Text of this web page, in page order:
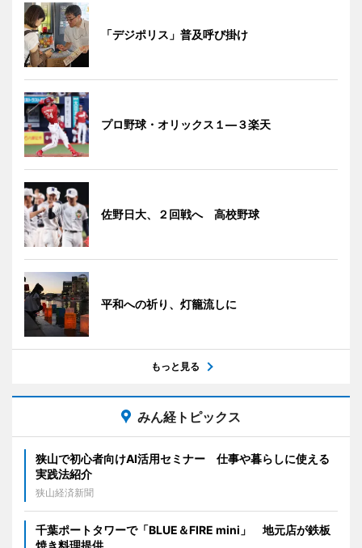
「デジポリス」普及呼び掛け
プロ野球・オリックス１―３楽天
佐野日大、２回戦へ 高校野球
平和への祈り、灯籠流しに
もっと見る
みん経トピックス
狭山で初心者向けAI活用セミナー 仕事や暮らしに使える
実践法紹介
狭山経済新聞
千葉ポートタワーで「BLUE＆FIRE mini」 地元店が鉄板